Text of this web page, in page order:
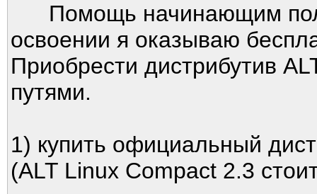
Помощь начинающим
освоении я оказываю
Приобрести дистрибутив
путями.
1) купить официальный
(ALT Linux Compact 2.3